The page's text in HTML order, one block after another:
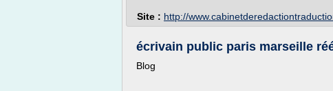
Site : http://
écrivain public paris marseille
Blog